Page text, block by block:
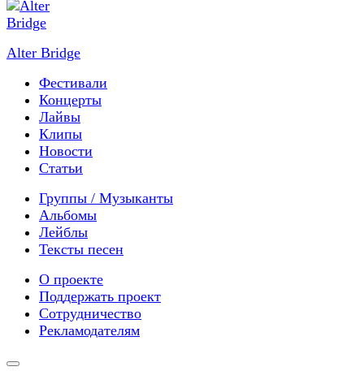
Alter Bridge
Фестивали
Концерты
Лайвы
Клипы
Новости
Статьи
Группы / Музыканты
Альбомы
Лейблы
Тексты песен
О проекте
Поддержать проект
Сотрудничество
Рекламодателям